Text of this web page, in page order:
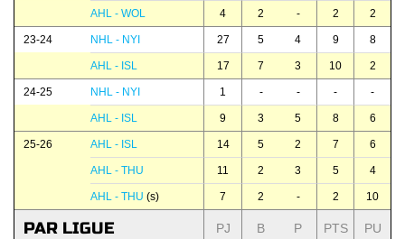
AHL - WOL 4 2 - 2 2
23-24 NHL - NYI 27 5 4 9 8
AHL - ISL 17 7 3 10 2
24-25 NHL - NYI 1 - - - -
AHL - ISL 9 3 5 8 6
25-26 AHL - ISL 14 5 2 7 6
AHL - THU 11 2 3 5 4
AHL - THU (s) 7 2 - 2 10
PAR LIGUE PJ B P PTS PU